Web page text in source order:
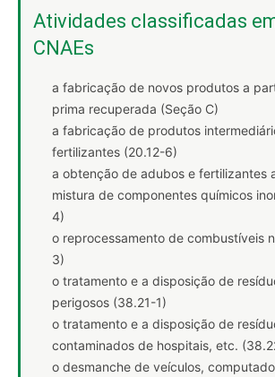
Atividades classificadas
CNAEs
a fabricação de novos produtos a
prima recuperada (Seção C)
a fabricação de produtos
fertilizantes (20.12-6)
a obtenção de adubos e fertilizantes
mistura de componentes químicos
4)
o reprocessamento de combustíveis
3)
o tratamento e a disposição de
perigosos (38.21-1)
o tratamento e a disposição de
contaminados de hospitais, etc.
o desmanche de veículos,